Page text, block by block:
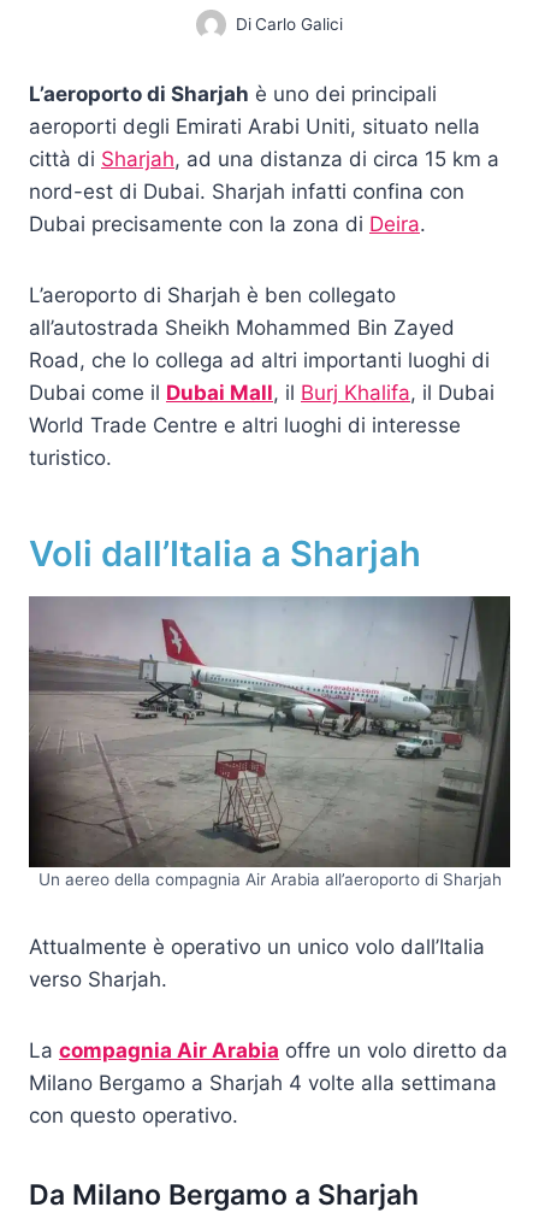
DiCarlo Galici
L’aeroporto di Sharjah è uno dei principali
aeroporti degli Emirati Arabi Uniti, situato nella
città di Sharjah, ad una distanza di circa 15 km a
nord-est di Dubai. Sharjah infatti confina con
Dubai precisamente con la zona di Deira.
L’aeroporto di Sharjah è ben collegato
all’autostrada Sheikh Mohammed Bin Zayed
Road, che lo collega ad altri importanti luoghi di
Dubai come il Dubai Mall, il Burj Khalifa, il Dubai
World Trade Centre e altri luoghi di interesse
turistico.
Voli dall’Italia a Sharjah
Un aereo della compagnia Air Arabia all’aeroporto di Sharjah
Attualmente è operativo un unico volo dall’Italia
verso Sharjah.
La compagnia Air Arabia offre un volo diretto da
Milano Bergamo a Sharjah 4 volte alla settimana
con questo operativo.
Da Milano Bergamo a Sharjah